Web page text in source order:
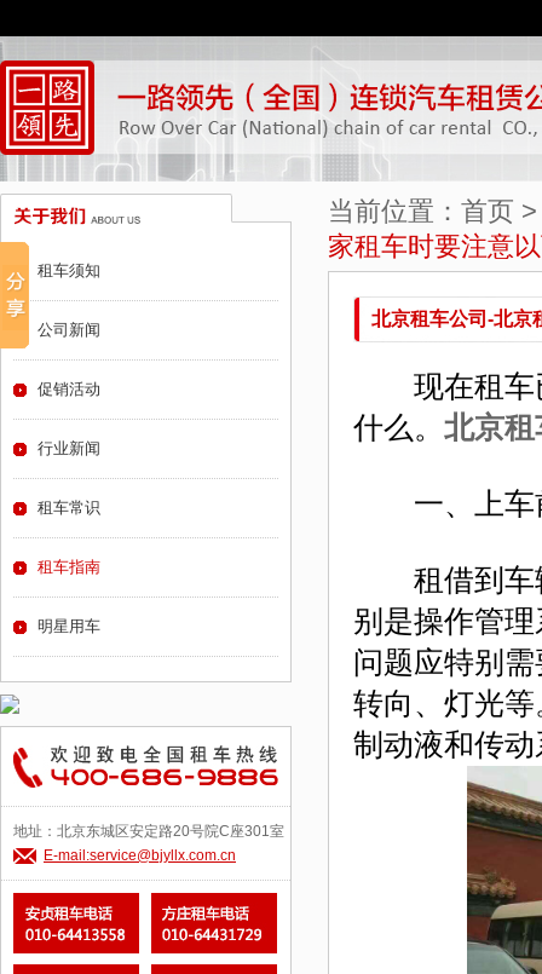
当前位置： 首页
家租车时要注意
北京租车公司-北京
现在租车已
什么。 北京
一、上车
租借到车辆
别是操作管
问题应特别
转向、灯光
制动液和传
租车须知
公司新闻
促销活动
行业新闻
租车常识
租车指南
明星用车
地址：北京东城区安定路20号院C座301室
E-mail:service@bjyllx.com.cn